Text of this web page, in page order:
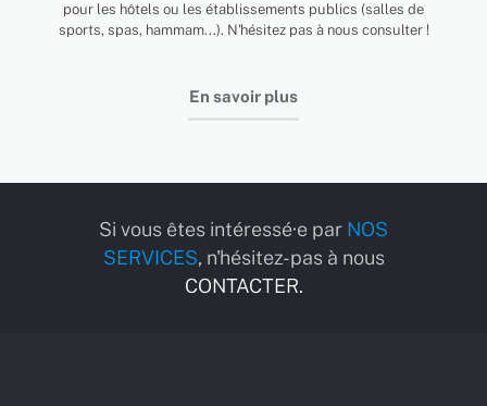
pour les hôtels ou les établissements publics (salles de
sports, spas, hammam...). N'hésitez pas à nous consulter !
En savoir plus
Si vous êtes intéressé·e par NOS
SERVICES, n'hésitez-pas à nous
CONTACTER.